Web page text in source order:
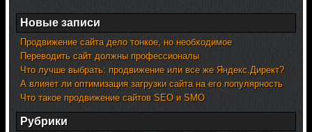
Новые записи
Продвижение сайта дело тонкое, но необходимое
Переводить сайт должны профессионалы
Что лучше выбрать: продвижение или все же Яндекс.Директ?
А влияет ли оптимизация загрузки сайта на его популярность
Что такое продвижение сайтов SEO и SMO
Рубрики